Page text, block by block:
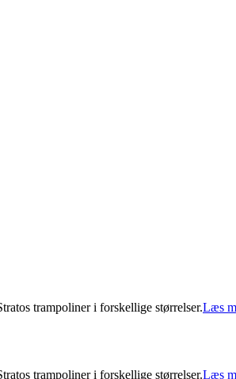
trampoliner i forskellige størrelser.Læs
trampoliner i forskellige størrelser.Læs